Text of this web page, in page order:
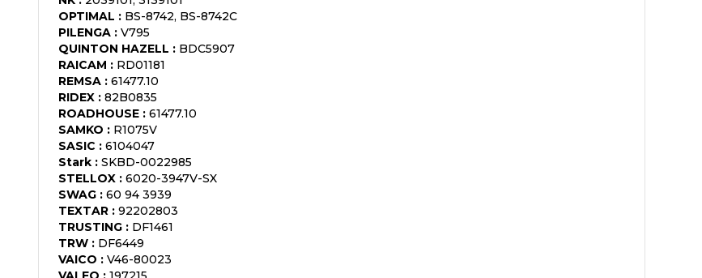
OPTIMAL : BS-8742, BS-8742C
PILENGA : V795
QUINTON HAZELL : BDC5907
RAICAM : RD01181
REMSA : 61477.10
RIDEX : 82B0835
ROADHOUSE : 61477.10
SAMKO : R1075V
SASIC : 6104047
Stark : SKBD-0022985
STELLOX : 6020-3947V-SX
SWAG : 60 94 3939
TEXTAR : 92202803
TRUSTING : DF1461
TRW : DF6449
VAICO : V46-80023